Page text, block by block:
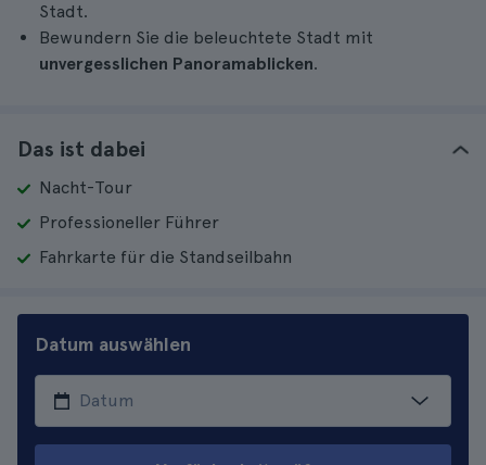
Stadt.
Bewundern Sie die beleuchtete Stadt mit
unvergesslichen Panoramablicken.
Das ist dabei
Nacht-Tour
Professioneller Führer
Fahrkarte für die Standseilbahn
Datum auswählen